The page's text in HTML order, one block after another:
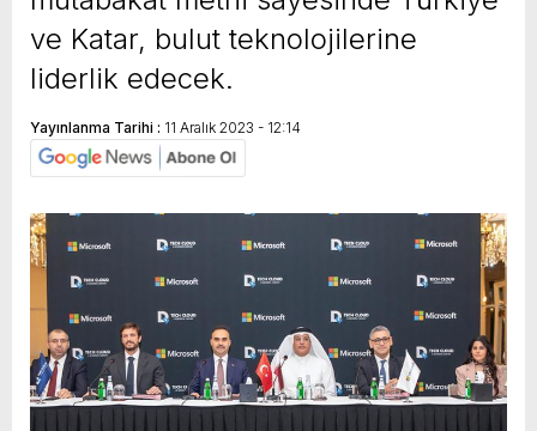
ve Katar, bulut teknolojilerine
liderlik edecek.
Yayınlanma Tarihi : 11 Aralık 2023 - 12:14